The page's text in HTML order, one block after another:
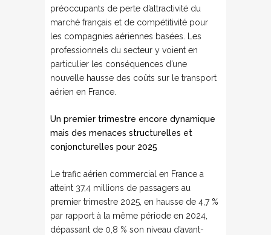
préoccupants de perte d’attractivité du
marché français et de compétitivité pour
les compagnies aériennes basées. Les
professionnels du secteur y voient en
particulier les conséquences d’une
nouvelle hausse des coûts sur le transport
aérien en France.
Un premier trimestre encore dynamique
mais des menaces structurelles et
conjoncturelles pour 2025
Le trafic aérien commercial en France a
atteint 37,4 millions de passagers au
premier trimestre 2025, en hausse de 4,7 %
par rapport à la même période en 2024,
dépassant de 0,8 % son niveau d’avant-